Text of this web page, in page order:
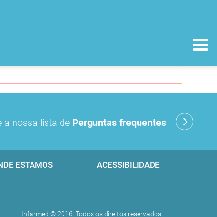
a nossa lista de Perguntas frequentes
ESTAMOS ACESSIBILIDADE
Infarmed © 2016. Todos os direitos reservados